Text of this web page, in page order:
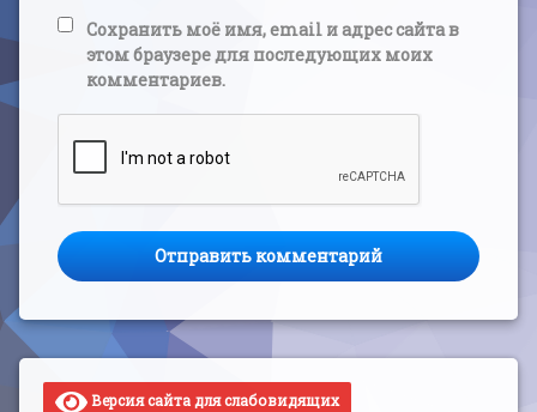
Сохранить моё имя, email и адрес сайта в
этом браузере для последующих моих
комментариев.
Версия сайта для слабовидящих